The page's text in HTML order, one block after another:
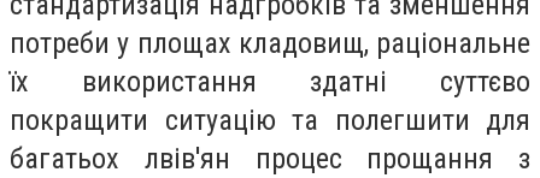
потреби у площах кладовищ, раціональне
їх використання здатні суттєво
покращити ситуацію та полегшити для
багатьох лвів'ян процес прощання з